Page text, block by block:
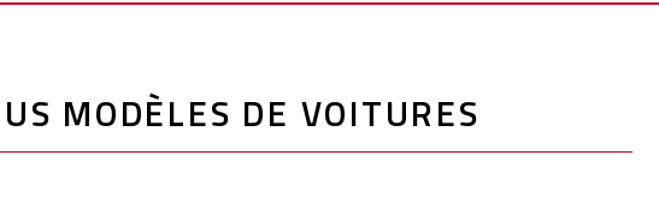
MODÈLES DE VOITURES